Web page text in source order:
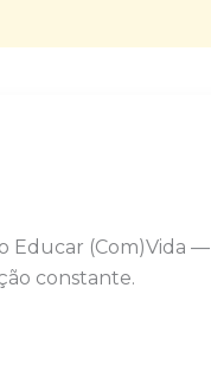
Educar (Com)Vida —
constante.